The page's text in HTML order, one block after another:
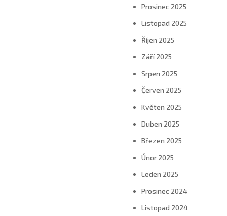
Prosinec 2025
Listopad 2025
Říjen 2025
Září 2025
Srpen 2025
Červen 2025
Květen 2025
Duben 2025
Březen 2025
Únor 2025
Leden 2025
Prosinec 2024
Listopad 2024